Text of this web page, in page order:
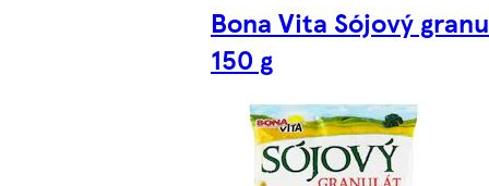
Bona Vita Sójový
150 g